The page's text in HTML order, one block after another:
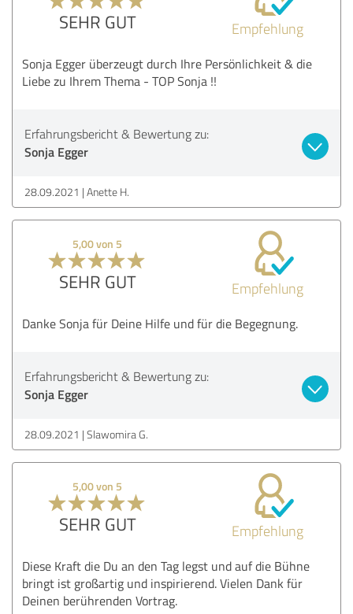
SEHR GUT Empfehlung
Sonja Egger überzeugt durch Ihre Persönlichkeit & die
Liebe zu Ihrem Thema - TOP Sonja !!
Erfahrungsbericht & Bewertung zu:
Sonja Egger
28.09.2021 Anette H.
5,00 von 5
SEHR GUT Empfehlung
Danke Sonja für Deine Hilfe und für die Begegnung.
Erfahrungsbericht & Bewertung zu:
Sonja Egger
28.09.2021 Slawomira G.
5,00 von 5
SEHR GUT Empfehlung
Diese Kraft die Du an den Tag legst und auf die Bühne
bringt ist großartig und inspirierend. Vielen Dank für
Deinen berührenden Vortrag.